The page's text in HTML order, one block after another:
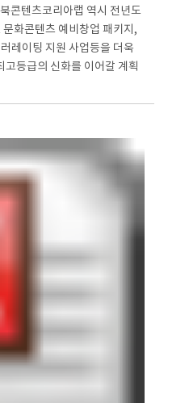
콘텐츠코리아랩 역시 전년도
화콘텐츠 예비창업 패키지,
레이팅 지원 사업등을 더욱
등급의 신화를 이어갈 계획